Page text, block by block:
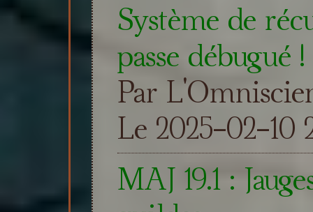
Système de
passe débugué !
Par
Le 2025-02-10
MAJ 19.1 :